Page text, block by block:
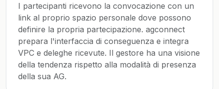
I partecipanti ricevono la convocazione con un
link al proprio spazio personale dove possono
definire la propria partecipazione. agconnect
prepara l'interfaccia di conseguenza e integra
VPC e deleghe ricevute. Il gestore ha una visione
della tendenza rispetto alla modalità di presenza
della sua AG.